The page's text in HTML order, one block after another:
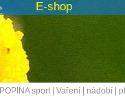
E-shop
POPINA sport| Vaření nádobí